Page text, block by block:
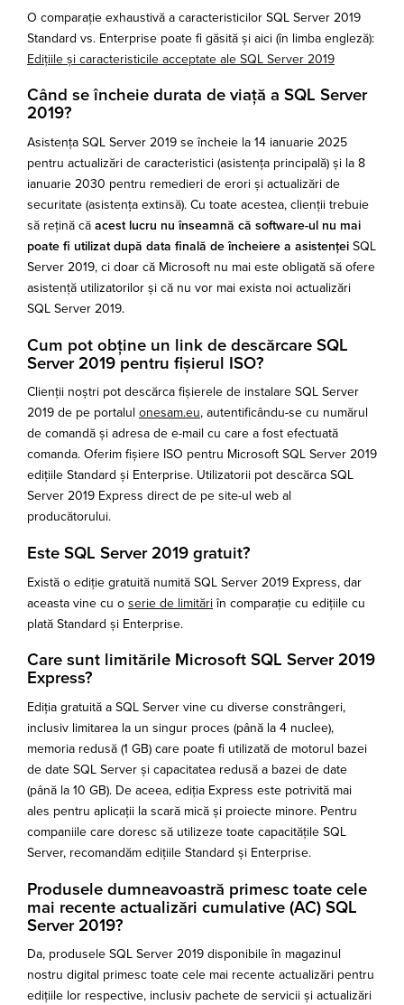
O comparație exhaustivă a caracteristicilor SQL Server 2019
Standard vs. Enterprise poate fi găsită și aici (în limba engleză):
Edițiile și caracteristicile acceptate ale SQL Server 2019
Când se încheie durata de viață a SQL Server
2019?
Asistența SQL Server 2019 se încheie la 14 ianuarie 2025
pentru actualizări de caracteristici (asistența principală) și la 8
ianuarie 2030 pentru remedieri de erori și actualizări de
securitate (asistența extinsă). Cu toate acestea, clienții trebuie
să rețină că acest lucru nu înseamnă că software-ul nu mai
poate fi utilizat după data finală de încheiere a asistenței SQL
Server 2019, ci doar că Microsoft nu mai este obligată să ofere
asistență utilizatorilor și că nu vor mai exista noi actualizări
SQL Server 2019.
Cum pot obține un link de descărcare SQL
Server 2019 pentru fișierul ISO?
Clienții noștri pot descărca fișierele de instalare SQL Server
2019 de pe portalul onesam.eu, autentificându-se cu numărul
de comandă și adresa de e-mail cu care a fost efectuată
comanda. Oferim fișiere ISO pentru Microsoft SQL Server 2019
edițiile Standard și Enterprise. Utilizatorii pot descărca SQL
Server 2019 Express direct de pe site-ul web al
producătorului.
Este SQL Server 2019 gratuit?
Există o ediție gratuită numită SQL Server 2019 Express, dar
aceasta vine cu o serie de limitări în comparație cu edițiile cu
plată Standard și Enterprise.
Care sunt limitările Microsoft SQL Server 2019
Express?
Ediția gratuită a SQL Server vine cu diverse constrângeri,
inclusiv limitarea la un singur proces (până la 4 nuclee),
memoria redusă (1 GB) care poate fi utilizată de motorul bazei
de date SQL Server și capacitatea redusă a bazei de date
(până la 10 GB). De aceea, ediția Express este potrivită mai
ales pentru aplicații la scară mică și proiecte minore. Pentru
companiile care doresc să utilizeze toate capacitățile SQL
Server, recomandăm edițiile Standard și Enterprise.
Produsele dumneavoastră primesc toate cele
mai recente actualizări cumulative (AC) SQL
Server 2019?
Da, produsele SQL Server 2019 disponibile în magazinul
nostru digital primesc toate cele mai recente actualizări pentru
edițiile lor respective, inclusiv pachete de servicii și actualizări